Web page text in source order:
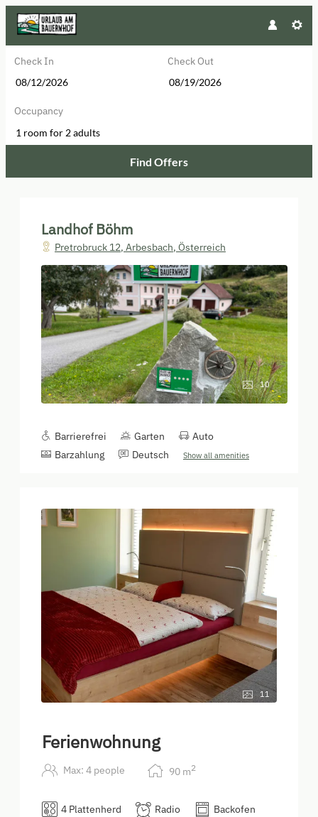
Check In Check Out
Occupancy
1 room for 2 adults
Find Offers
Landhof Böhm
Pretrobruck 12, Arbesbach, Österreich
10
Barrierefrei Garten
Auto
Barzahlung
Deutsch Show all amenities
11
Ferienwohnung
Max: 4 people 90 m2
4 Plattenherd Radio
Backofen